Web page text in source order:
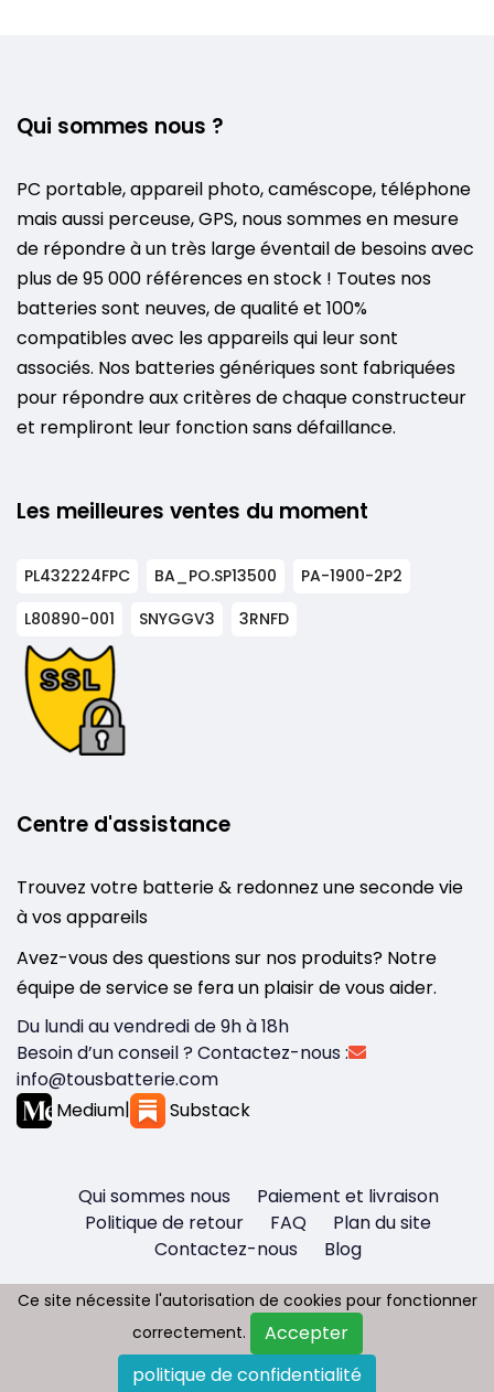
Qui sommes nous ?
PC portable, appareil photo, caméscope, téléphone
mais aussi perceuse, GPS, nous sommes en mesure
de répondre à un très large éventail de besoins avec
plus de 95 000 références en stock ! Toutes nos
batteries sont neuves, de qualité et 100%
compatibles avec les appareils qui leur sont
associés. Nos batteries génériques sont fabriquées
pour répondre aux critères de chaque constructeur
et rempliront leur fonction sans défaillance.
Les meilleures ventes du moment
PL432224FPC BA_PO.SP13500
PA-1900-2P2
L80890-001
SNYGGV3 3RNFD
Centre d'assistance
Trouvez votre batterie & redonnez une seconde vie
à vos appareils
Avez-vous des questions sur nos produits? Notre
équipe de service se fera un plaisir de vous aider.
Du lundi au vendredi de 9h à 18h
Besoin d’un conseil ? Contactez-nous :
info@tousbatterie.com
Medium| Substack
Qui sommes nous
Paiement et livraison
Politique de retour
FAQ
Plan du site
Contactez-nous
Blog
Copyright © 2026 - Tous droit réservés
Tousbatterie.com
Ce site nécessite l'autorisation de cookies pour fonctionner
correctement.
Accepter
politique de confidentialité
Ce site nécessite l'autorisation de cookies pour fonctionner
correctement.
Accepter
politique de confidentialité